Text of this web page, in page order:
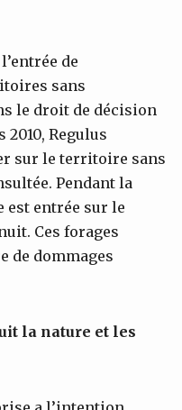
de
sans
le droit de décision
2010, Regulus
sur le territoire sans
Pendant la
est entrée sur le
Ces forages
de dommages
la nature et les